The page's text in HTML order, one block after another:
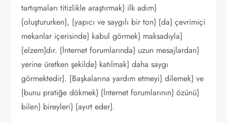
tartışmaları titizlikle araştırmak} ilk adım}
{oluştururken}, {yapıcı ve saygılı bir ton} {da} çevrimiçi
mekanlar içerisinde} kabul görmek} maksadıyla}
{elzem}dır. {İnternet forumlarında} uzun mesajlardan}
yerine üretken şekilde} katılmak} daha saygı
görmektedir}. {Başkalarına yardım etmeyi} dilemek} ve
{bunu pratiğe dökmek} {İnternet forumlarının} özünü}
bilen} bireyleri} {ayırt eder}.